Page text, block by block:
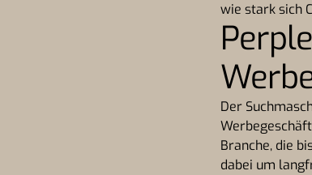
wie stark sich
Der
Branche, die
dabei um